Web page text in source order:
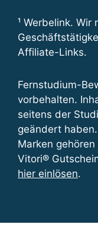
¹ Werbelink. Wir
Affiliate-Links.
Fernstudium-
vorbehalten.
seitens der
geändert
Marken
Vitori®
hier einlösen.